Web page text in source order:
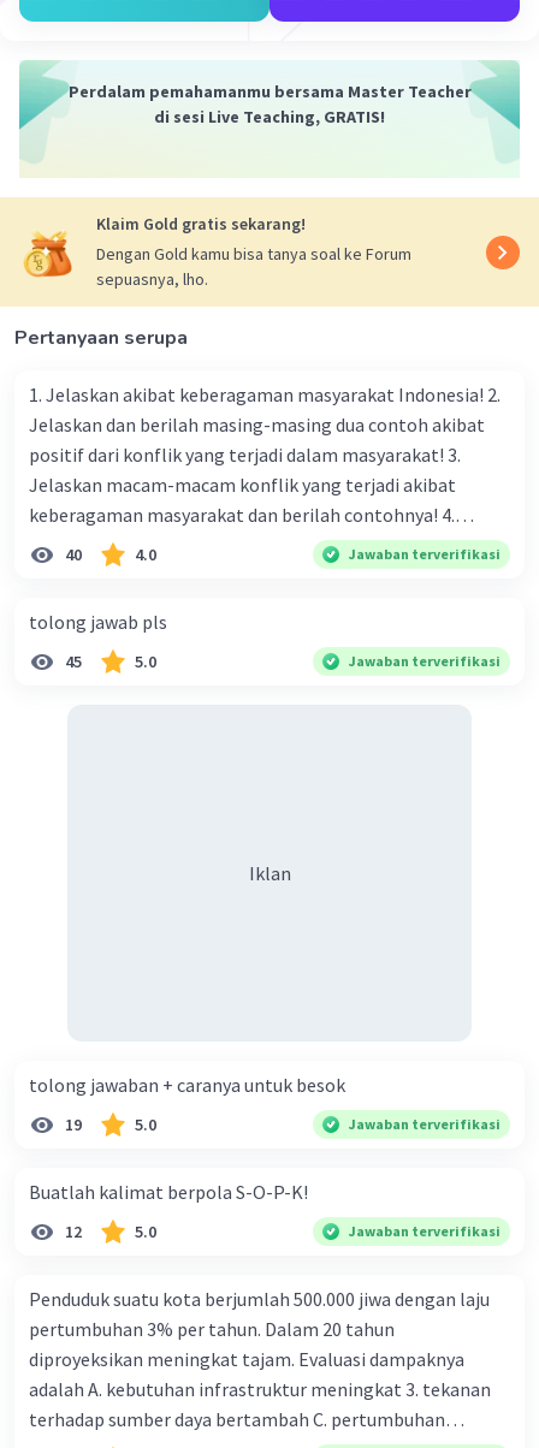
Perdalam pemahamanmu bersama Master Teacher
di sesi Live Teaching, GRATIS!
Klaim Gold gratis sekarang!
Dengan Gold kamu bisa tanya soal ke Forum
sepuasnya, lho.
Pertanyaan serupa
1. Jelaskan akibat keberagaman masyarakat Indonesia! 2.
Jelaskan dan berilah masing-masing dua contoh akibat
positif dari konflik yang terjadi dalam masyarakat! 3.
Jelaskan macam-macam konflik yang terjadi akibat
keberagaman masyarakat dan berilah contohnya! 4.
Mengapa dalam masyarakat yang memiliki keberagaman
bahasa, dan budaya. Berdasarkan pernyataan tersebut,
apa yang dapat kalian lakukan untuk menjaga
40 4.0 Jawaban terverifikasi
tolong jawab pls
45 5.0 Jawaban terverifikasi
Iklan
tolong jawaban + caranya untuk besok
19 5.0 Jawaban terverifikasi
Buatlah kalimat berpola S-O-P-K!
12 5.0 Jawaban terverifikasi
Penduduk suatu kota berjumlah 500.000 jiwa dengan laju
pertumbuhan 3% per tahun. Dalam 20 tahun
diproyeksikan meningkat tajam. Evaluasi dampaknya
adalah A. kebutuhan infrastruktur meningkat 3. tekanan
terhadap sumber daya bertambah C. pertumbuhan